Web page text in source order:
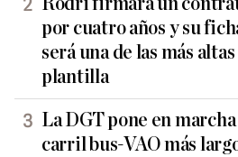
por cuatro años y su
será una de las más
plantilla
La DGT pone en
carril bus-VAO más